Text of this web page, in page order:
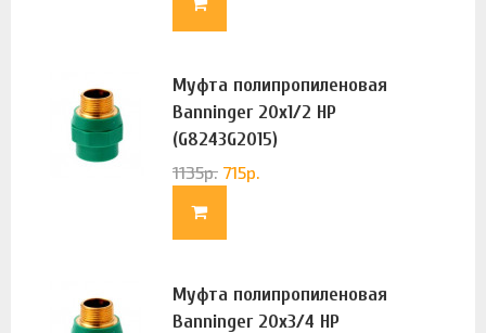
Муфта полипропиленовая
Banninger 20х1/2 НР
(G8243G2015)
1135р. 715р.
Муфта полипропиленовая
Banninger 20х3/4 НР